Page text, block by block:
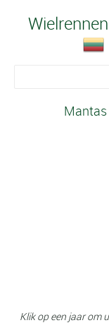
Klik op een jaar om